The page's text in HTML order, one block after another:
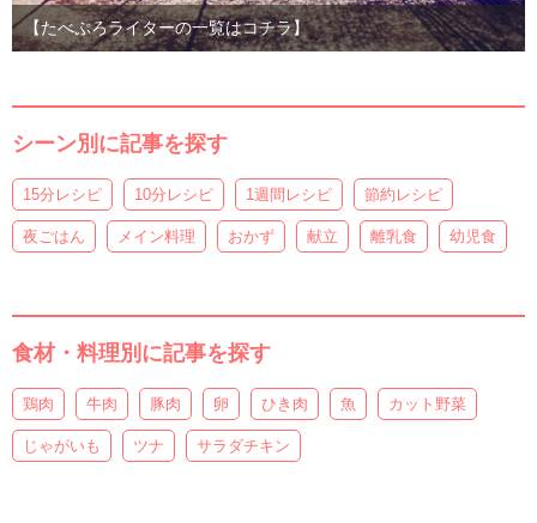
【たべぷろライターの一覧はコチラ】
シーン別に記事を探す
15分レシピ 10分レシピ 1週間レシピ 節約レシピ
夜ごはん メイン料理 おかず 献立 離乳食 幼児食
食材・料理別に記事を探す
鶏肉 牛肉 豚肉 卵 ひき肉 魚 カット野菜
じゃがいも ツナ サラダチキン